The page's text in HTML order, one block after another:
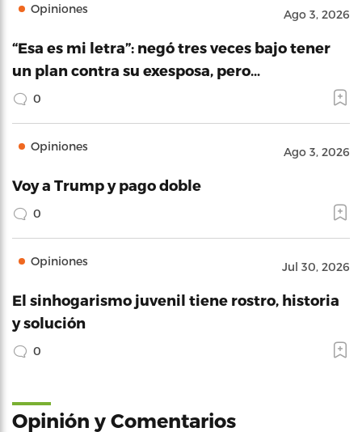
Opiniones Ago 3, 2026
“Esa es mi letra”: negó tres veces bajo tener
un plan contra su exesposa, pero…
0
Opiniones Ago 3, 2026
Voy a Trump y pago doble
0
Opiniones Jul 30, 2026
El sinhogarismo juvenil tiene rostro, historia
y solución
0
Opinión y Comentarios